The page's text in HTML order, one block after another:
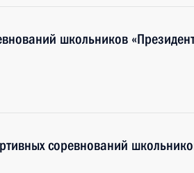
школьников
соревнований